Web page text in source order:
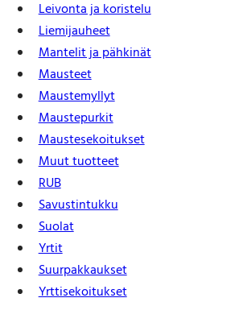
Leivonta ja koristelu
Liemijauheet
Mantelit ja pähkinät
Mausteet
Maustemyllyt
Maustepurkit
Mauste­sekoitukset
Muut tuotteet
RUB
Savustintukku
Suolat
Yrtit
Suur­pakkaukset
Yrtti­sekoitukset